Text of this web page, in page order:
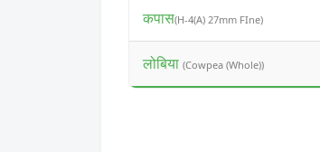
कपास(H-4(A) 27mm FIne)
लोबिया (Cowpea (Whole))